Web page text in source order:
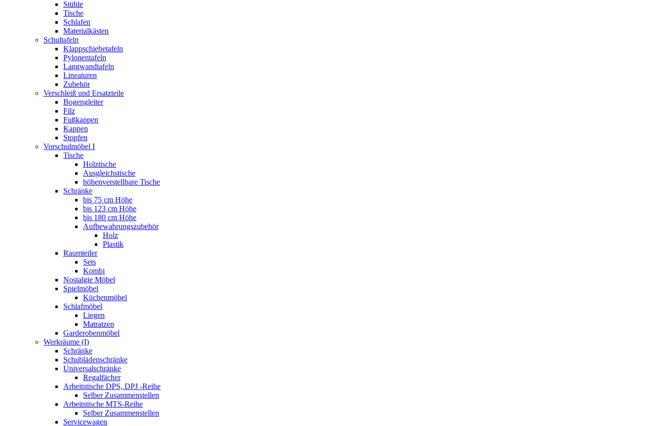
Stühle
Tische
Schlafen
Materialkästen
Schultafeln
Klappschiebetafeln
Pylonentafeln
Langwandtafeln
Lineaturen
Zubehör
Verschleiß und Ersatzteile
Bogengleiter
Filz
Fußkappen
Kappen
Stopfen
Vorschulmöbel I
Tische
Holztische
Ausgleichstische
höhenverstellbare Tische
Schränke
bis 75 cm Höhe
bis 123 cm Höhe
bis 180 cm Höhe
Aufbewahrungszubehör
Holz
Plastik
Raumteiler
Sets
Kombi
Nostalgie Möbel
Spielmöbel
Küchenmöbel
Schlafmöbel
Liegen
Matratzen
Garderobenmöbel
Werkräume (I)
Schränke
Schublädenschränke
Universalschränke
Regalfächer
Arbeitstische DPS, DPJ -Reihe
Selber Zusammenstellen
Arbeitstische MTS-Reihe
Selber Zusammenstellen
Servicewagen